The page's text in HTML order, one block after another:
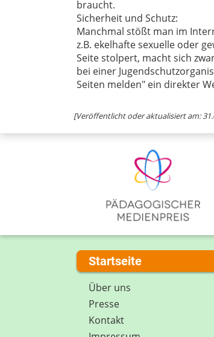
braucht.
Sicherheit und Schutz:
Manchmal stößt man im
z.B. ekelhafte sexuelle oder
Seite stolpert, macht sich
bei einer
Seiten melden" ein direkter
[Veröffentlicht oder aktualisiert am:
Startseite
Über uns
Presse
Kontakt